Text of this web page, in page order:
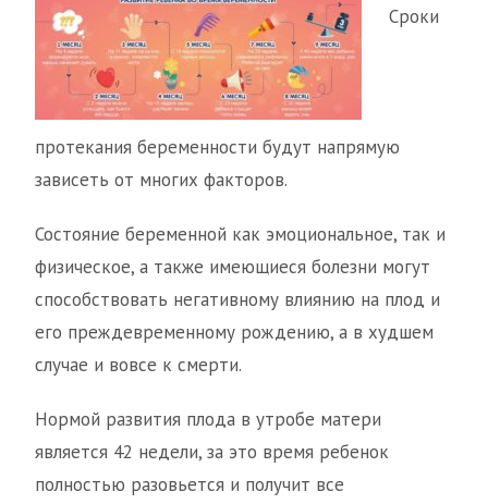
Сроки
протекания беременности будут напрямую
зависеть от многих факторов.
Состояние беременной как эмоциональное, так и
физическое, а также имеющиеся болезни могут
способствовать негативному влиянию на плод и
его преждевременному рождению, а в худшем
случае и вовсе к смерти.
Нормой развития плода в утробе матери
является 42 недели, за это время ребенок
полностью разовьется и получит все